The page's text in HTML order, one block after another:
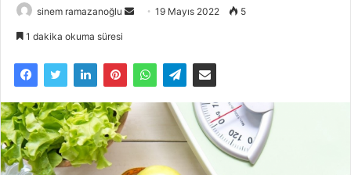
sinem ramazanoğlu
Bir
göndermek
19 Mayıs 2022 5
1 dakika okuma süresi